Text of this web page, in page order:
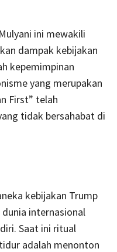
ini mewakili
dampak kebijakan
kepemimpinan
yang merupakan
First” telah
tidak bersahabat di
kebijakan Trump
internasional
Saat ini ritual
adalah menonton